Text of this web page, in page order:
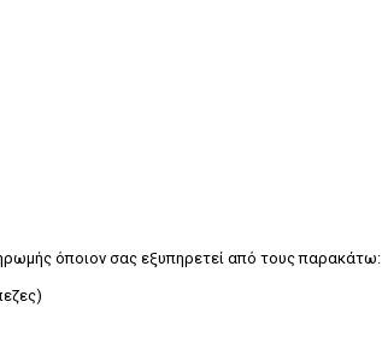
όποιον σας εξυπηρετεί από τους παρακάτω: